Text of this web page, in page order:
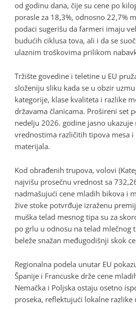
od godinu dana, čije su cene po
porasle za 18,3%, odnosno 22,7%
podaci sugerišu da farmeri imaju
budućih ciklusa tova, ali i da se
ulaznim troškovima prilikom
Tržište govedine i teletine u EU
složeniju sliku kada se u obzir
kategorije, klase kvaliteta i razlike
državama članicama. Prošireni set
nedelju 2026. godine jasno ukazuje
vrednostima različitih tipova mesa i
materijala.
Kod obrađenih trupova, volovi
najvišu prosečnu vrednost sa
nadmašujući cene mladih bikova i
žive stoke potvrđuje izraženu
muška telad mesnog tipa su za
po grlu u odnosu na telad mlečnog
beleže snažan međugodišnji skok
Regionalna podela unutar EU
Španije i Francuske drže cene
Nemačka i Poljska ostaju osetno
proseka, reflektujući lokalne